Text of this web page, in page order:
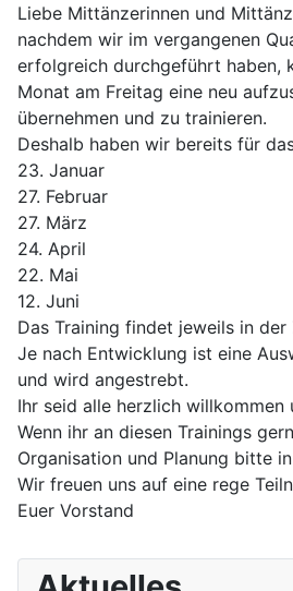
Liebe Mittänzerinnen und
nachdem wir im vergangenen
erfolgreich durchgeführt haben,
Monat am Freitag eine neu
übernehmen und zu trainieren.
Deshalb haben wir bereits für
23. Januar
27. Februar
27. März
24. April
22. Mai
12. Juni
Das Training findet jeweils in
Je nach Entwicklung ist eine
und wird angestrebt.
Ihr seid alle herzlich
Wenn ihr an diesen Trainings
Organisation und Planung bitte
Wir freuen uns auf eine rege
Euer Vorstand